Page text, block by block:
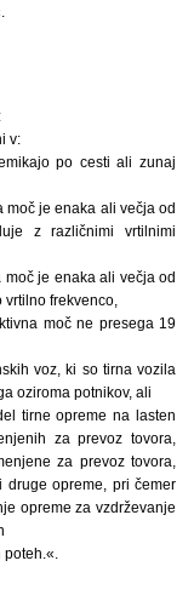
v:
po cesti ali zunaj
moč je enaka ali večja od
z različnimi vrtilnimi
moč je enaka ali večja od
frekvenco,
moč ne presega 19
voz, ki so tirna vozila
oziroma potnikov, ali
tirne opreme na lasten
za prevoz tovora,
za prevoz tovora,
druge opreme, pri čemer
opreme za vzdrževanje